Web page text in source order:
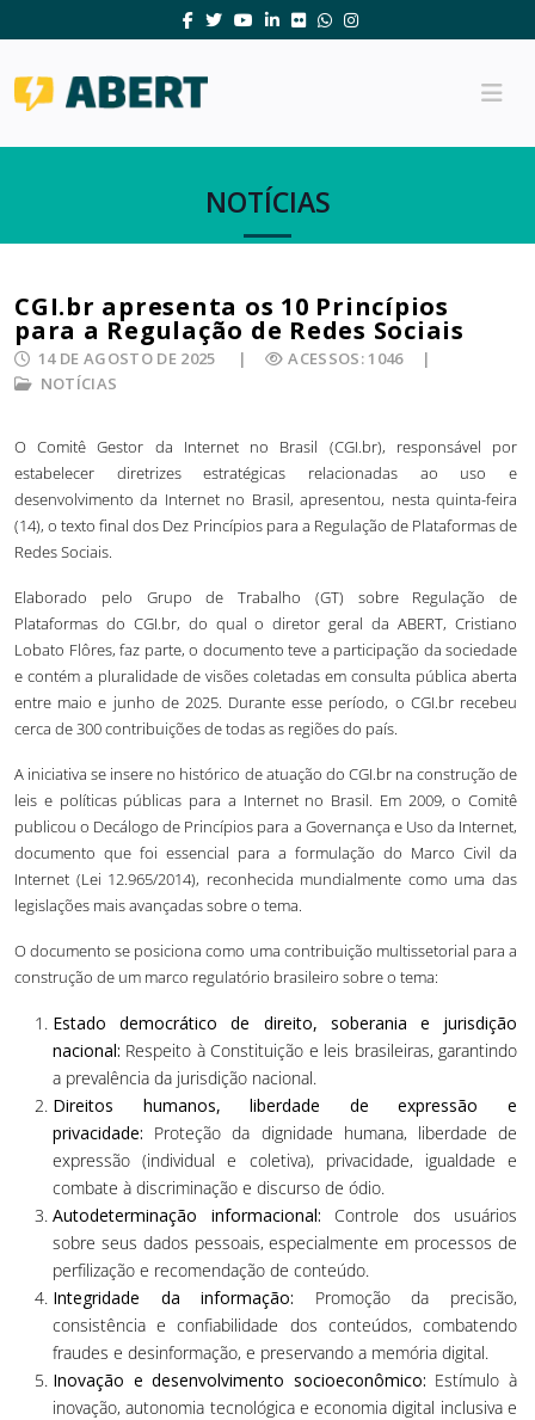
NOTÍCIAS
CGI.br apresenta os 10 Princípios
para a Regulação de Redes Sociais
NOTÍCIAS
14 DE AGOSTO DE 2025 ACESSOS: 1046
O Comitê Gestor da Internet no Brasil (CGI.br), responsável por
estabelecer diretrizes estratégicas relacionadas ao uso e
desenvolvimento da Internet no Brasil, apresentou, nesta quinta-feira
(14), o texto final dos Dez Princípios para a Regulação de Plataformas de
Redes Sociais.
Elaborado pelo Grupo de Trabalho (GT) sobre Regulação de
Plataformas do CGI.br, do qual o diretor geral da ABERT, Cristiano
Lobato Flôres, faz parte, o documento teve a participação da sociedade
e contém a pluralidade de visões coletadas em consulta pública aberta
entre maio e junho de 2025. Durante esse período, o CGI.br recebeu
cerca de 300 contribuições de todas as regiões do país.
A iniciativa se insere no histórico de atuação do CGI.br na construção de
leis e políticas públicas para a Internet no Brasil. Em 2009, o Comitê
publicou o Decálogo de Princípios para a Governança e Uso da Internet,
documento que foi essencial para a formulação do Marco Civil da
Internet (Lei 12.965/2014), reconhecida mundialmente como uma das
legislações mais avançadas sobre o tema.
O documento se posiciona como uma contribuição multissetorial para a
construção de um marco regulatório brasileiro sobre o tema:
Estado democrático de direito, soberania e jurisdição
nacional: Respeito à Constituição e leis brasileiras, garantindo
a prevalência da jurisdição nacional.
Direitos humanos, liberdade de expressão e
privacidade: Proteção da dignidade humana, liberdade de
expressão (individual e coletiva), privacidade, igualdade e
combate à discriminação e discurso de ódio.
Autodeterminação informacional: Controle dos usuários
sobre seus dados pessoais, especialmente em processos de
perfilização e recomendação de conteúdo.
Integridade da informação: Promoção da precisão,
consistência e confiabilidade dos conteúdos, combatendo
fraudes e desinformação, e preservando a memória digital.
Inovação e desenvolvimento socioeconômico: Estímulo à
inovação, autonomia tecnológica e economia digital inclusiva e